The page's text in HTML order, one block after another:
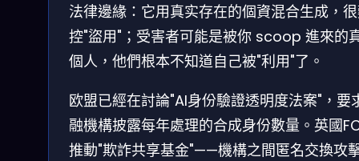
法律邊緣：它用真实存在的個資混合生成，
控"盜用"；受害者可能是被你 scoop 進來的
個人，他們根本不知道自己被"利用"了。
欧盟已經在討論"AI身份驗證透明度法案"，要
融機構披露每年處理的合成身份數量。英國
推動"欺詐共享基金"——機構之間匿名交換攻